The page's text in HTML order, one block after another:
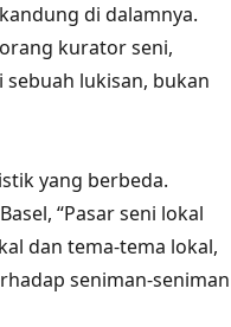
di dalamnya.
kurator seni,
lukisan, bukan
yang berbeda.
“Pasar seni lokal
dan tema-tema lokal,
seniman-seniman